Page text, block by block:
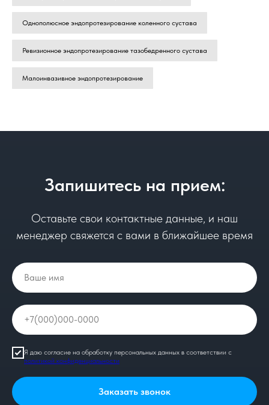
Однополюсное эндопротезирование коленного сустава
Ревизионное эндопротезирование тазобедренного сустава
Малоинвазивное эндопротезирование
Запишитесь на прием:
Оставьте свои контактные данные, и наш
менеджер свяжется с вами в ближайшее время
Я даю согласие на обработку персональных данных в соответствии с
политикой конфиденциальности
Заказать звонок